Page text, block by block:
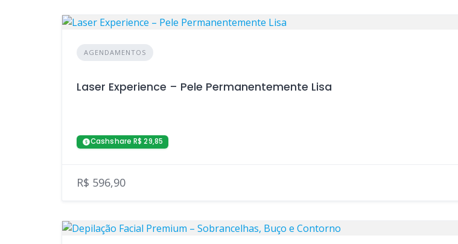
AGENDAMENTOS
Laser Experience – Pele Permanentemente Lisa
Cashshare R$ 29,85
R$ 596,90